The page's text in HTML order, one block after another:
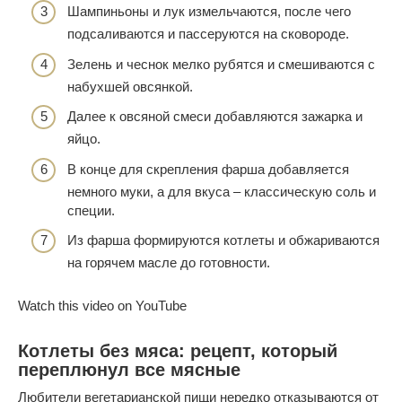
Шампиньоны и лук измельчаются, после чего
подсаливаются и пассеруются на сковороде.
Зелень и чеснок мелко рубятся и смешиваются с
набухшей овсянкой.
Далее к овсяной смеси добавляются зажарка и
яйцо.
В конце для скрепления фарша добавляется
немного муки, а для вкуса – классическую соль и
специи.
Из фарша формируются котлеты и обжариваются
на горячем масле до готовности.
Watch this video on YouTube
Котлеты без мяса: рецепт, который
переплюнул все мясные
Любители вегетарианской пищи нередко отказываются от